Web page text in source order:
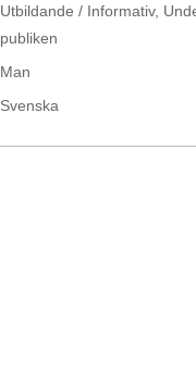
Utbildande / Informativ,
publiken
Man
Svenska